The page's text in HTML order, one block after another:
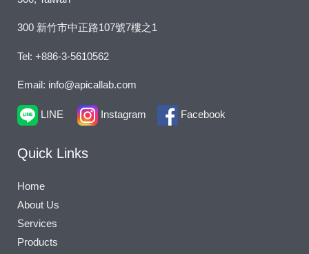
300 新竹市中正路107號7樓之1
Tel: +886-3-5610562
Email: info@apicallab.com
LINE Instagram Facebook
Quick Links
Home
About Us
Services
Products